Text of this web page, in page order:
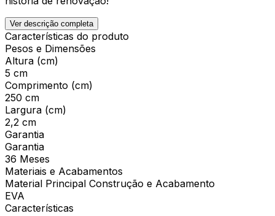
Ver descrição completa
Características do produto
Pesos e Dimensões
Altura (cm)
5 cm
Comprimento (cm)
250 cm
Largura (cm)
2,2 cm
Garantia
Garantia
36 Meses
Materiais e Acabamentos
Material Principal Construção e Acabamento
EVA
Características